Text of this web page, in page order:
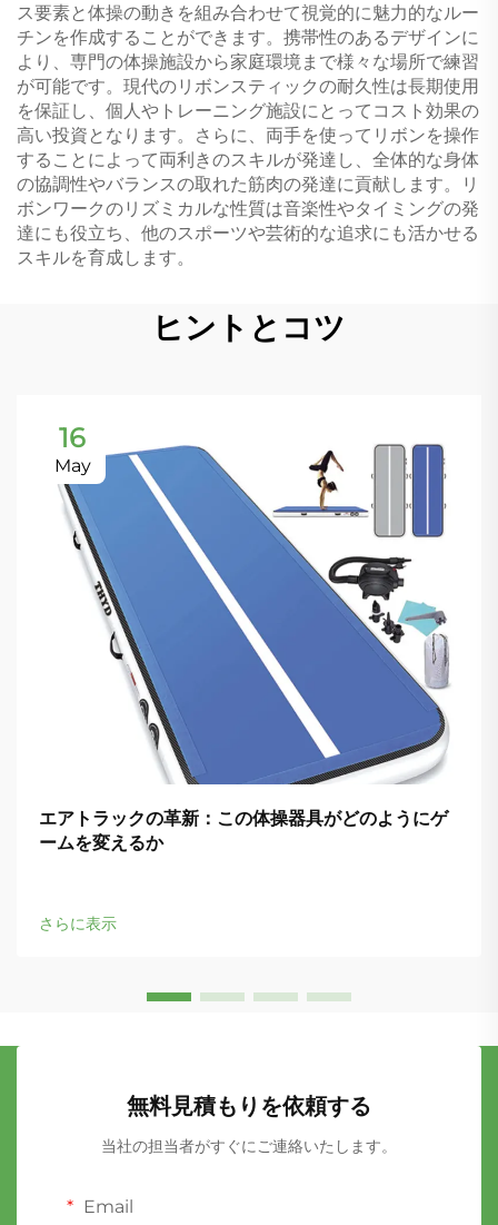
ス要素と体操の動きを組み合わせて視覚的に魅力的なルー
チンを作成することができます。携帯性のあるデザインに
より、専門の体操施設から家庭環境まで様々な場所で練習
が可能です。現代のリボンスティックの耐久性は長期使用
を保証し、個人やトレーニング施設にとってコスト効果の
高い投資となります。さらに、両手を使ってリボンを操作
することによって両利きのスキルが発達し、全体的な身体
の協調性やバランスの取れた筋肉の発達に貢献します。リ
ボンワークのリズミカルな性質は音楽性やタイミングの発
達にも役立ち、他のスポーツや芸術的な追求にも活かせる
スキルを育成します。
ヒントとコツ
16
May
エアトラックの革新：この体操器具がどのようにゲ
ームを変えるか
さらに表示
無料見積もりを依頼する
当社の担当者がすぐにご連絡いたします。
Email